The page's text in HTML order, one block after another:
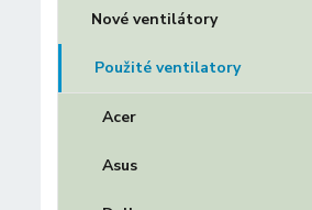
Nové ventilátory
Použité ventilatory
Acer
Asus